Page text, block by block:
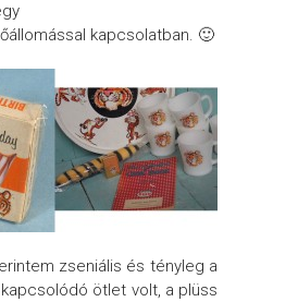
kapcsolatban. 🙂
zseniális és tényleg a
ötlet volt, a plüss